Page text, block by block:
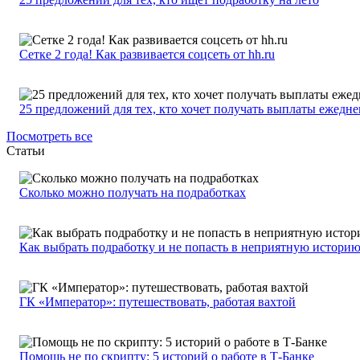
Сетке 2 года! Как развивается соцсеть от hh.ru
25 предложений для тех, кто хочет получать выплаты
Посмотреть все
Статьи
Сколько можно получать на подработках
Как выбрать подработку и не попасть в неприятную историю
ГК «Император»: путешествовать, работая вахтой
Помощь не по скрипту: 5 историй о работе в Т-Банке